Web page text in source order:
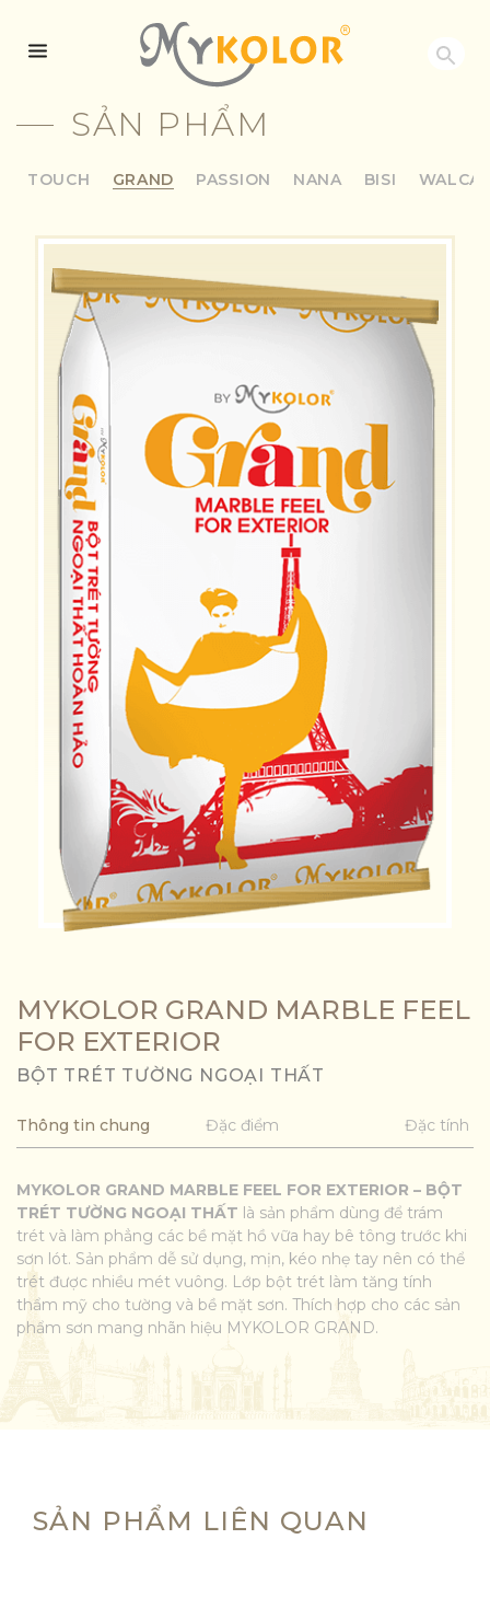
MYKOLOR
SẢN PHẨM
TOUCH GRAND PASSION NANA BISI
MYKOLOR GRAND MARBLE FEEL
FOR EXTERIOR
BỘT TRÉT TƯỜNG NGOẠI THẤT
Thông tin chung Đặc điểm Đặc tính
MYKOLOR GRAND MARBLE FEEL FOR EXTERIOR – BỘT
TRÉT TƯỜNG NGOẠI THẤT là sản phẩm dùng để trám
trét và làm phẳng các bề mặt hồ vữa hay bê tông trước khi
sơn lót. Sản phẩm dễ sử dụng, mịn, kéo nhẹ tay nên có thể
trét được nhiều mét vuông. Lớp bột trét làm tăng tính
thẩm mỹ cho tường và bề mặt sơn. Thích hợp cho các sản
phẩm sơn mang nhãn hiệu MYKOLOR GRAND.
SẢN PHẨM LIÊN QUAN